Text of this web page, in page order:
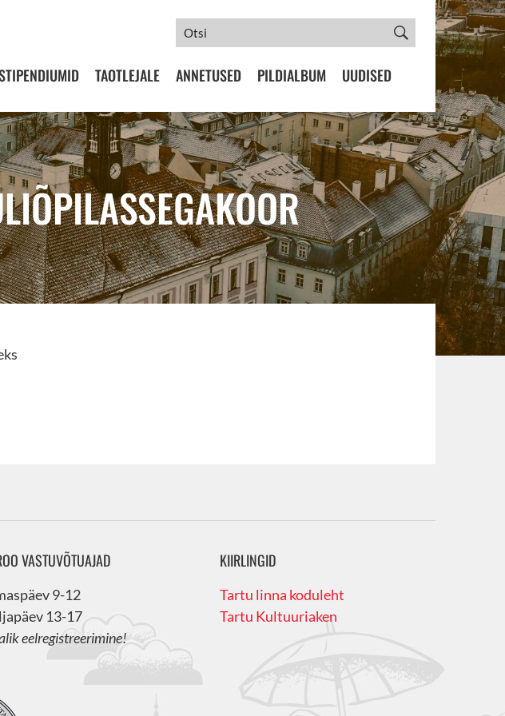
TAOTLEJALE ANNETUSED PILDIALBUM UUDISED
VASTUVÕTUAJAD
9-12
13-17
eelregistreerimine!
KIIRLINGID
Tartu linna koduleht
Tartu Kultuuriaken